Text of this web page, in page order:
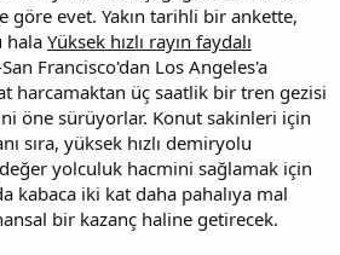
göre evet. Yakın tarihli bir ankette,
hala Yüksek hızlı rayın faydalı
Francisco'dan Los Angeles'a
harcamaktan üç saatlik bir tren gezisi
öne sürüyorlar. Konut sakinleri için
sıra, yüksek hızlı demiryolu
yolculuk hacmini sağlamak için
kabaca iki kat daha pahalıya mal
bir kazanç haline getirecek.